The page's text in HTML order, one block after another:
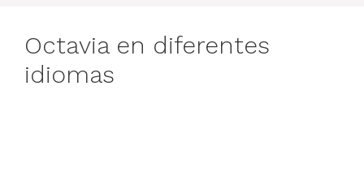
Octavia en diferentes
idiomas